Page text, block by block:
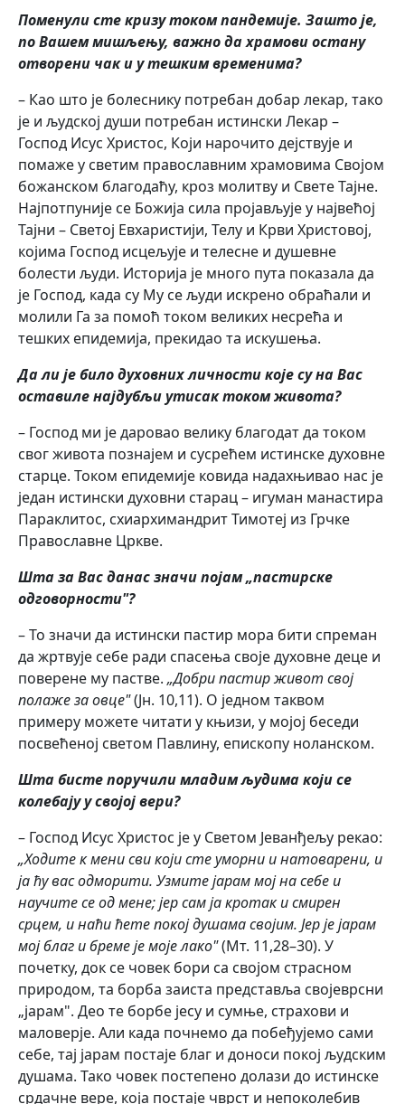
Поменули сте кризу током пандемије. Зашто је,
по Вашем мишљењу, важно да храмови остану
отворени чак и у тешким временима?
– Као што је болеснику потребан добар лекар, тако
је и људској души потребан истински Лекар –
Господ Исус Христос, Који нарочито дејствује и
помаже у светим православним храмовима Својом
божанском благодаћу, кроз молитву и Свете Тајне.
Најпотпуније се Божија сила пројављује у највећој
Тајни – Светој Евхаристији, Телу и Крви Христовој,
којима Господ исцељује и телесне и душевне
болести људи. Историја је много пута показала да
је Господ, када су Му се људи искрено обраћали и
молили Га за помоћ током великих несрећа и
тешких епидемија, прекидао та искушења.
Да ли је било духовних личности које су на Вас
оставиле најдубљи утисак током живота?
– Господ ми је даровао велику благодат да током
свог живота познајем и сусрећем истинске духовне
старце. Током епидемије ковида надахњивао нас је
један истински духовни старац – игуман манастира
Параклитос, схиархимандрит Тимотеј из Грчке
Православне Цркве.
Шта за Вас данас значи појам „пастирске
одговорности"?
– То значи да истински пастир мора бити спреман
да жртвује себе ради спасења своје духовне деце и
поверене му пастве. „Добри пастир живот свој
полаже за овце"(Јн. 10,11). О једном таквом
примеру можете читати у књизи, у мојој беседи
посвећеној светом Павлину, епископу ноланском.
Шта бисте поручили младим људима који се
колебају у својој вери?
– Господ Исус Христос је у Светом Јеванђељу рекао:
„Ходите к мени сви који сте уморни и натоварени, и
ја ћу вас одморити. Узмите јарам мој на себе и
научите се од мене; јер сам ја кротак и смирен
срцем, и наћи ћете покој душама својим. Јер је јарам
мој благ и бреме је моје лако"(Мт. 11,28–30). У
почетку, док се човек бори са својом страсном
природом, та борба заиста представља својеврсни
„јарам". Део те борбе јесу и сумње, страхови и
маловерје. Али када почнемо да побеђујемо сами
себе, тај јарам постаје благ и доноси покој људским
душама. Тако човек постепено долази до истинске
срдачне вере, која постаје чврст и непоколебив